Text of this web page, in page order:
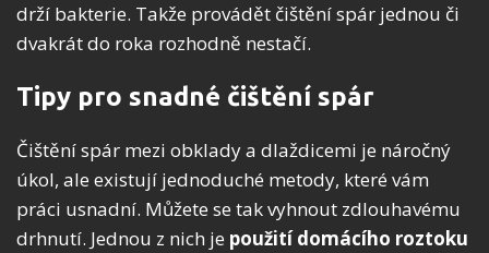
drží bakterie. Takže provádět čištění spár jednou či
dvakrát do roka rozhodně nestačí.
Tipy pro snadné čištění spár
Čištění spár mezi obklady a dlaždicemi je náročný
úkol, ale existují jednoduché metody, které vám
práci usnadní. Můžete se tak vyhnout zdlouhavému
drhnutí. Jednou z nich je použití domácího roztoku